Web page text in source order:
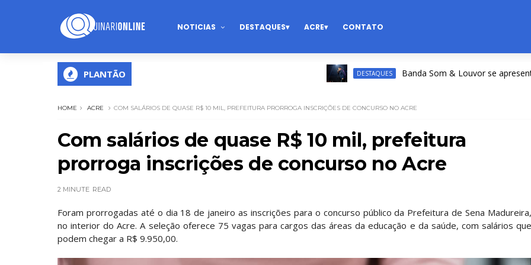
NOTICIAS DESTAQUES ACRE CONTATO
PLANTÃO DESTAQUES Banda Som & Louvor se apresenta na
HOME ACRE COM SALÁRIOS DE QUASE R$ 10 MIL, PREFEITURA PRORROGA INSCRIÇÕES DE CONCURSO NO ACRE
Com salários de quase R$ 10 mil, prefeitura
prorroga inscrições de concurso no Acre
2 MINUTE READ
Foram prorrogadas até o dia 18 de janeiro as inscrições para o concurso público da Prefeitura de Sena Madureira,
no interior do Acre. A seleção oferece 75 vagas para cargos das áreas da educação e da saúde, com salários que
podem chegar a R$ 9.950,00.